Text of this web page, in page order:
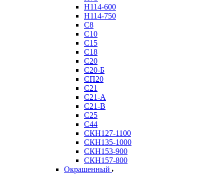
Н114-600
Н114-750
С8
С10
С15
С18
С20
С20-Б
СП20
С21
С21-А
С21-В
С25
С44
СКН127-1100
СКН135-1000
СКН153-900
СКН157-800
Окрашенный